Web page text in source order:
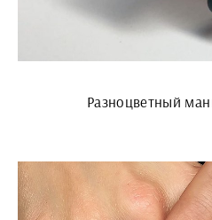
Разноцветный